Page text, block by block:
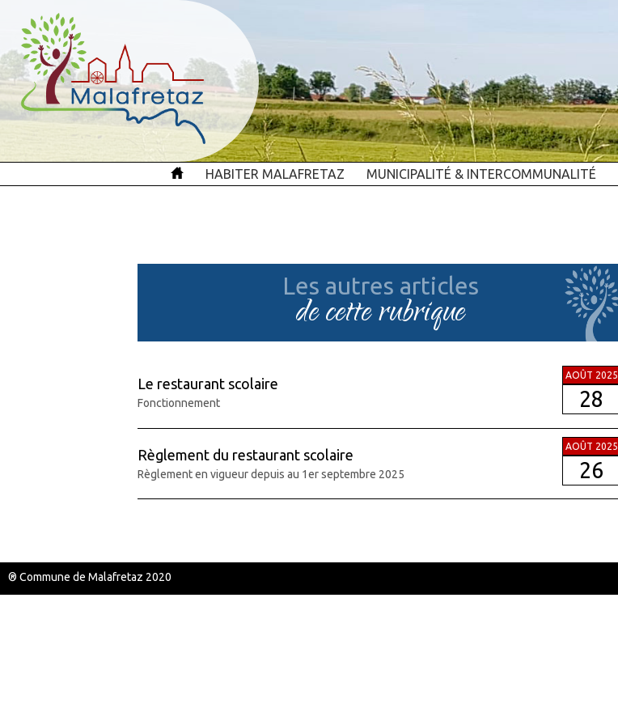
HABITER MALAFRETAZ MUNICIPALITÉ & INTERCOMMUNALITÉ
Les autres articles
de cette rubrique
Le restaurant scolaire
Fonctionnement
AOÛT 2025
28
Règlement du restaurant scolaire
Règlement en vigueur depuis au 1er septembre 2025
AOÛT 2025
26
® Commune de Malafretaz 2020